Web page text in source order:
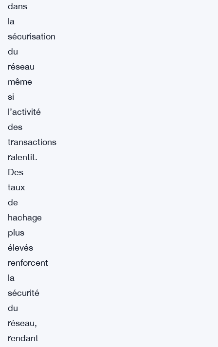
dans
la
sécurisation
du
réseau
même
si
l’activité
des
transactions
ralentit.
Des
taux
de
hachage
plus
élevés
renforcent
la
sécurité
du
réseau,
rendant